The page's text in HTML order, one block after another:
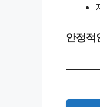
안정적